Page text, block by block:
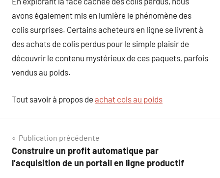
avons également mis en lumière le phénomène des
colis surprises. Certains acheteurs en ligne se livrent à
des achats de colis perdus pour le simple plaisir de
découvrir le contenu mystérieux de ces paquets, parfois
vendus au poids.
Tout savoir à propos de achat cols au poids
Navigation
de
Publication précédente
Construire un profit automatique par
l’acquisition de un portail en ligne productif